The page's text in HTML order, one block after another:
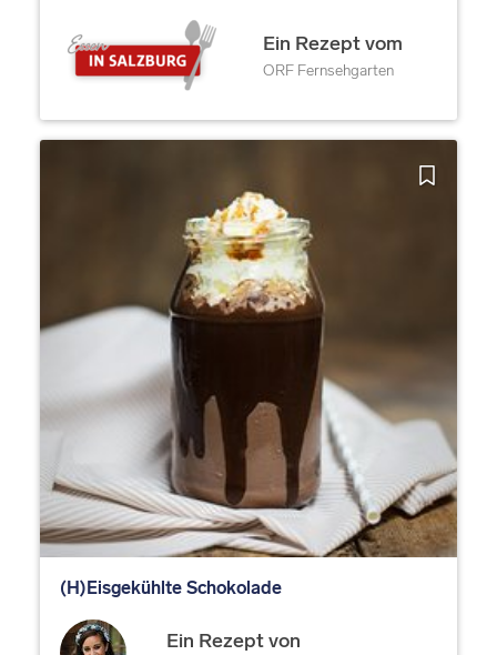
Ein Rezept vom
ORF Fernsehgarten
(H)Eisgekühlte Schokolade
Ein Rezept von